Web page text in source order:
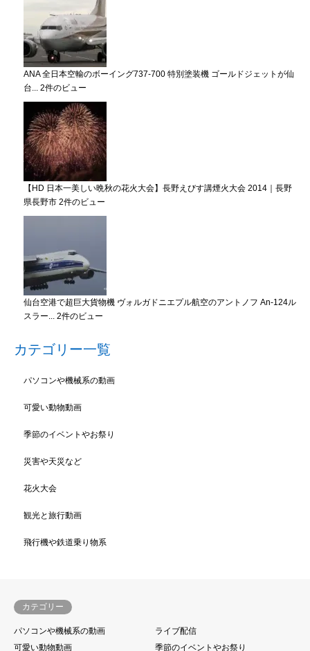
ANA 全日本空輸のボーイング737-700 特別塗装機 ゴールドジェットが仙
台... 2件のビュー
【HD 日本一美しい晩秋の花火大会】長野えびす講煙火大会 2014｜長野
県長野市 2件のビュー
仙台空港で超巨大貨物機 ヴォルガドニエプル航空のアントノフ An-124ル
スラー... 2件のビュー
カテゴリー一覧
パソコンや機械系の動画
可愛い動物動画
季節のイベントやお祭り
災害や天災など
花火大会
観光と旅行動画
飛行機や鉄道乗り物系
カテゴリー
パソコンや機械系の動画
ライブ配信
可愛い動物動画
季節のイベントやお祭り